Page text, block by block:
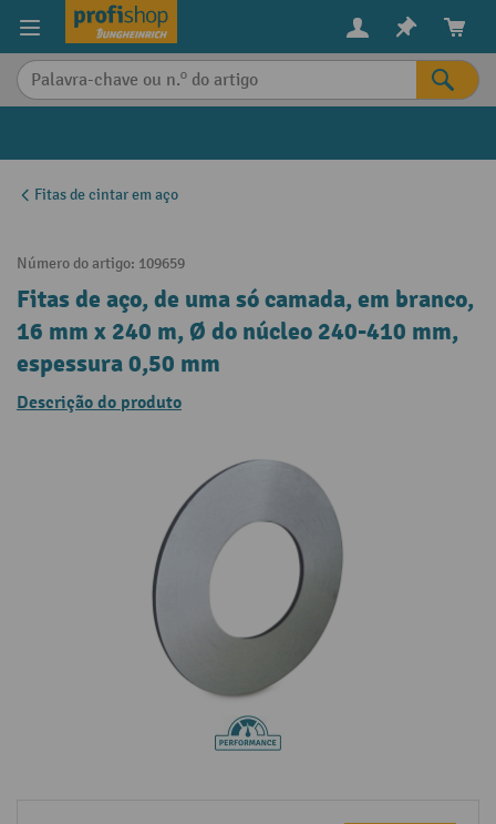
principal
Fitas de cintar em aço
Número do artigo: 109659
Fitas de aço, de uma só camada, em branco,
16 mm x 240 m, Ø do núcleo 240-410 mm,
espessura 0,50 mm
Descrição do produto